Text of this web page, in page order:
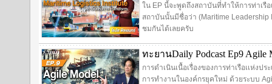
ใน EP นี้จะพูดถึงสถาบันที่ทำให้การท่าเรื
สถาบันนั้นมีชื่อว่า (Maritime Leadership
ชมกันได้เลยครับ
ทะยานDaily Podcast Ep9 Agile
การดำเนินเนื้อเรื่องของการท่าเรือเเห่งป
การทำงานในองค์กรยุคใหม่ ด้วยระบบ